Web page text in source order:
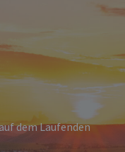
dem Laufenden